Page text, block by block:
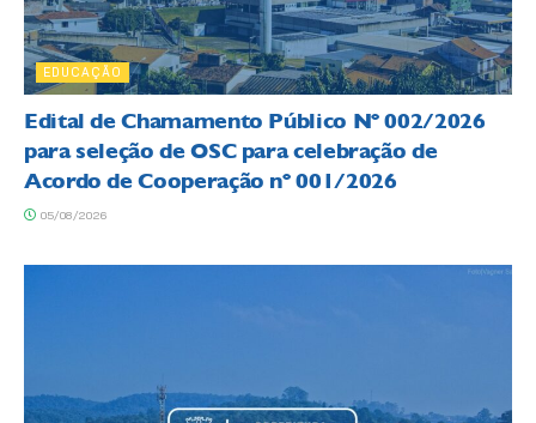
EDUCAÇÃO
Edital de Chamamento Público Nº 002/2026
para seleção de OSC para celebração de
Acordo de Cooperação nº 001/2026
05/08/2026